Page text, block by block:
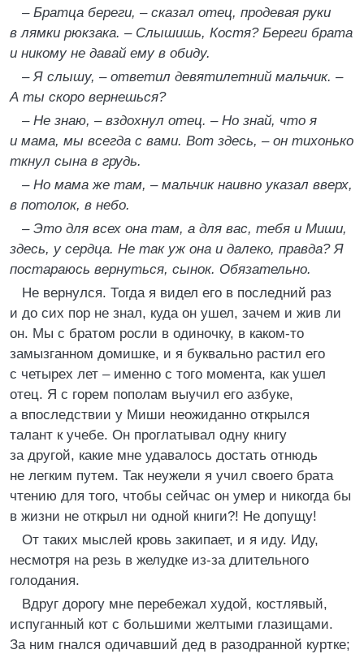
– Братца береги, – сказал отец, продевая руки
в лямки рюкзака. – Слышишь, Костя? Береги брата
и никому не давай ему в обиду.
– Я слышу, – ответил девятилетний мальчик. –
А ты скоро вернешься?
– Не знаю, – вздохнул отец. – Но знай, что я
и мама, мы всегда с вами. Вот здесь, – он тихонько
ткнул сына в грудь.
– Но мама же там, – мальчик наивно указал вверх,
в потолок, в небо.
– Это для всех она там, а для вас, тебя и Миши,
здесь, у сердца. Не так уж она и далеко, правда? Я
постараюсь вернуться, сынок. Обязательно.
Не вернулся. Тогда я видел его в последний раз
и до сих пор не знал, куда он ушел, зачем и жив ли
он. Мы с братом росли в одиночку, в каком-то
замызганном домишке, и я буквально растил его
с четырех лет – именно с того момента, как ушел
отец. Я с горем пополам выучил его азбуке,
а впоследствии у Миши неожиданно открылся
талант к учебе. Он проглатывал одну книгу
за другой, какие мне удавалось достать отнюдь
не легким путем. Так неужели я учил своего брата
чтению для того, чтобы сейчас он умер и никогда бы
в жизни не открыл ни одной книги?! Не допущу!
От таких мыслей кровь закипает, и я иду. Иду,
несмотря на резь в желудке из-за длительного
голодания.
Вдруг дорогу мне перебежал худой, костлявый,
испуганный кот с большими желтыми глазищами.
За ним гнался одичавший дед в разодранной куртке;